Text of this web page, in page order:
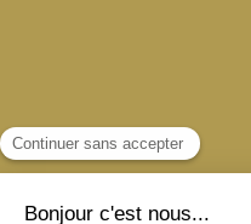
Politique de